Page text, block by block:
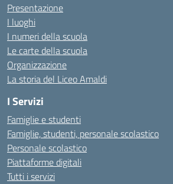
Presentazione
I luoghi
I numeri della scuola
Le carte della scuola
Organizzazione
La storia del Liceo Amaldi
I Servizi
Famiglie e studenti
Famiglie, studenti, personale scolastico
Personale scolastico
Piattaforme digitali
Tutti i servizi